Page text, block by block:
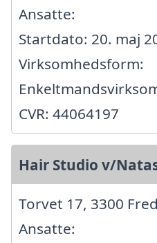
Ansatte:
Startdato: 20. maj
Virksomhedsform:
CVR: 44064197
Hair Studio v/
Torvet 17, 3300
Ansatte: